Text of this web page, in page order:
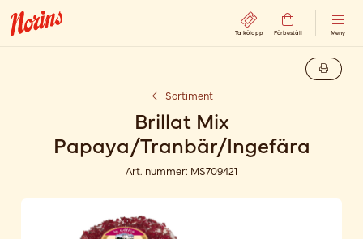
Ta kölapp Förbeställ Meny
Sortiment
Brillat Mix
Papaya/Tranbär/Ingefära
Art. nummer: MS709421